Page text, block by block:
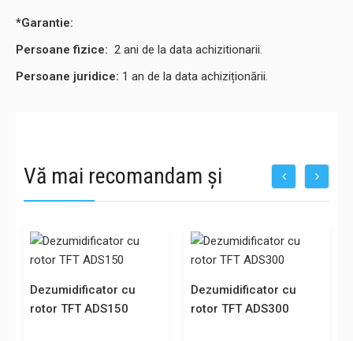
*Garantie:
Persoane fizice: 2 ani de la data achizitionarii.
Persoane juridice: 1 an de la data achiziționării.
Vă mai recomandam și
Dezumidificator cu
rotor TFT ADS150
Dezumidificator cu
rotor TFT ADS300